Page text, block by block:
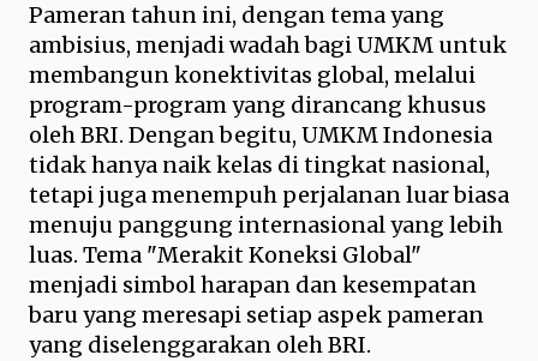
Pameran tahun ini, dengan tema yang
ambisius, menjadi wadah bagi UMKM untuk
membangun konektivitas global, melalui
program-program yang dirancang khusus
oleh BRI. Dengan begitu, UMKM Indonesia
tidak hanya naik kelas di tingkat nasional,
tetapi juga menempuh perjalanan luar biasa
menuju panggung internasional yang lebih
luas. Tema "Merakit Koneksi Global"
menjadi simbol harapan dan kesempatan
baru yang meresapi setiap aspek pameran
yang diselenggarakan oleh BRI.